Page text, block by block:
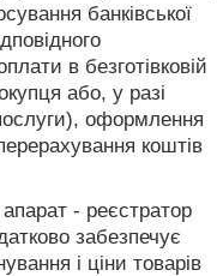
банківської
в безготівковій
або, у разі
оформлення
коштів
- реєстратор
забезпечує
і ціни товарів